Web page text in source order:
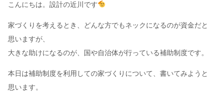
こんにちは。設計の近川です
家づくりを考えるとき、どんな方でもネックになるのが資金だと
思いますが、
大きな助けになるのが、国や自治体が行っている補助制度です。
本日は補助制度を利用しての家づくりについて、書いてみようと
思います。